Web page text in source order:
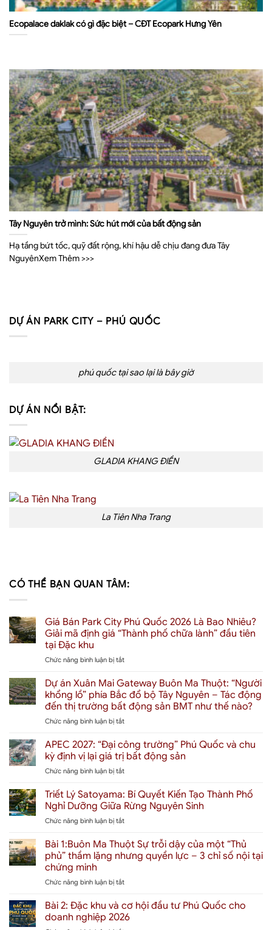
Ecopalace daklak có gì đặc biệt – CĐT Ecopark Hưng Yên
Tây Nguyên trở mình: Sức hút mới của bất động sản
Hạ tầng bứt tốc, quỹ đất rộng, khí hậu dễ chịu đang đưa Tây
NguyênXem Thêm >>>
DỰ ÁN PARK CITY – PHÚ QUỐC
phú quốc tại sao lại là bây giờ
DỰ ÁN NỔI BẬT:
GLADIA KHANG ĐIỀN
La Tiên Nha Trang
CÓ THỂ BẠN QUAN TÂM:
Giá Bán Park City Phú Quốc 2026 Là Bao Nhiêu?
Giải mã định giá “Thành phố chữa lành” đầu tiên
tại Đặc khu
Chức năng bình luận bị tắtở
Bán
Park
City
Phú
Quốc
Là
Bao
Nhiêu?
Giải
định
giá
“Thành
phố
lành”
đầu
Đặc
Dự án Xuân Mai Gateway Buôn Ma Thuột: “Người
khổng lồ” phía Bắc đổ bộ Tây Nguyên – Tác động
đến thị trường bất động sản BMT như thế nào?
Chức năng bình luận bị tắtở
án
Xuân
Mai
Gateway
Ma
Thuột:
“Người
khổng
phía
Bắc
Tây
–
Tác
APEC 2027: “Đại công trường” Phú Quốc và chu
kỳ định vị lại giá trị bất động sản
Chức năng bình luận bị tắtở
2027:
“Đại
công
trường”
Quốc
và
định
lại
giá
Triết Lý Satoyama: Bí Quyết Kiến Tạo Thành Phố
Nghỉ Dưỡng Giữa Rừng Nguyên Sinh
Chức năng bình luận bị tắtở
Lý
Satoyama:
Bí
Kiến
Thành
Phố
Nghỉ
Bài 1:Buôn Ma Thuột Sự trỗi dậy của một “Thủ
phủ” thầm lặng nhưng quyền lực – 3 chỉ số nội tại
chứng minh
Chức năng bình luận bị tắtở
1:Buôn
Ma
Thuột
Bài 2: Đặc khu và cơ hội đầu tư Phú Quốc cho
doanh nghiệp 2026